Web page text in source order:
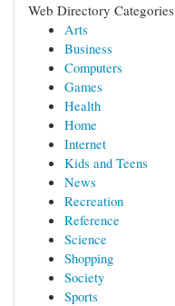
Web Directory Categories
Arts
Business
Computers
Games
Health
Home
Internet
Kids and Teens
News
Recreation
Reference
Science
Shopping
Society
Sports